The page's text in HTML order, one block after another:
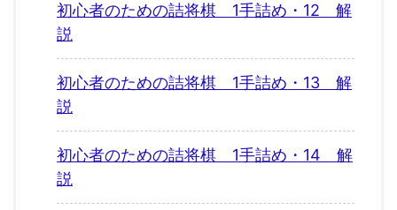
初心者のための詰将棋 1手詰め・12 解
説
初心者のための詰将棋 1手詰め・13 解
説
初心者のための詰将棋 1手詰め・14 解
説